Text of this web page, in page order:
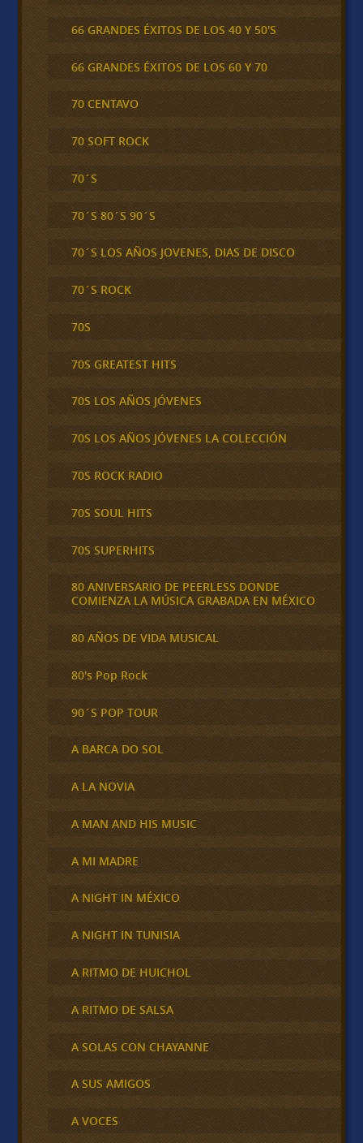
66 GRANDES ÉXITOS DE LOS 40 Y 50'S
66 GRANDES ÉXITOS DE LOS 60 Y 70
70 CENTAVO
70 SOFT ROCK
70´S
70´S 80´S 90´S
70´S LOS AÑOS JOVENES, DIAS DE DISCO
70´S ROCK
70S
70S GREATEST HITS
70S LOS AÑOS JÓVENES
70S LOS AÑOS JÓVENES LA COLECCIÓN
70S ROCK RADIO
70S SOUL HITS
70S SUPERHITS
80 ANIVERSARIO DE PEERLESS DONDE
COMIENZA LA MÚSICA GRABADA EN MÉXICO
80 AÑOS DE VIDA MUSICAL
80's Pop Rock
90´S POP TOUR
A BARCA DO SOL
A LA NOVIA
A MAN AND HIS MUSIC
A MI MADRE
A NIGHT IN MÉXICO
A NIGHT IN TUNISIA
A RITMO DE HUICHOL
A RITMO DE SALSA
A SOLAS CON CHAYANNE
A SUS AMIGOS
A VOCES